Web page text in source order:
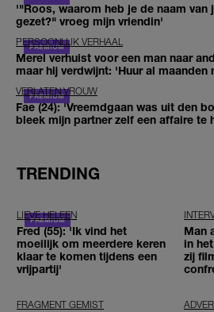
'"Roos, waarom heb je de naam
gezet?" vroeg mijn vriendin'
PERSOONLIJK VERHAAL
Merel verhuist voor een man naar
maar hij verdwijnt: 'Huur al maanden
VERLATEN VROUW
Fae (24): 'Vreemdgaan was uit den
bleek mijn partner zelf een affaire te
TRENDING
LIEVE HELEEN
Fred (55): 'Ik vind het
moeilijk om meerdere keren
klaar te komen tijdens een
vrijpartij'
Man
in
zij
FRAGMENT GEMIST